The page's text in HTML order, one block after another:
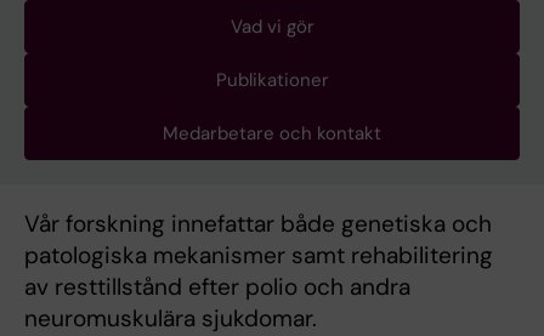
Vad vi gör
Publikationer
Medarbetare och kontakt
Vår forskning innefattar både genetiska och
patologiska mekanismer samt rehabilitering
av resttillstånd efter polio och andra
neuromuskulära sjukdomar.